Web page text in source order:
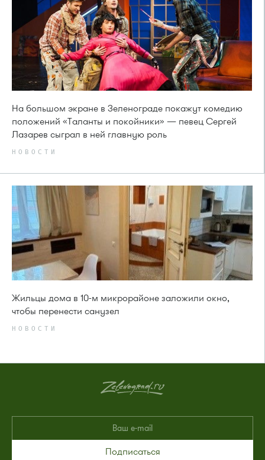
На большом экране в Зеленограде покажут комедию
положений «Таланты и покойники» — певец Сергей
Лазарев сыграл в ней главную роль
НОВОСТИ
Жильцы дома в 10-м микрорайоне заложили окно,
чтобы перенести санузел
НОВОСТИ
Подписаться